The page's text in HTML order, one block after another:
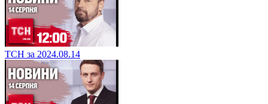
ТСН за 2024.08.14